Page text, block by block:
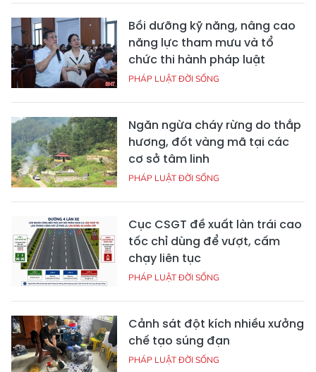
Bồi dưỡng kỹ năng, nâng cao
năng lực tham mưu và tổ
chức thi hành pháp luật
PHÁP LUẬT ĐỜI SỐNG
Ngăn ngừa cháy rừng do thắp
hương, đốt vàng mã tại các
cơ sở tâm linh
PHÁP LUẬT ĐỜI SỐNG
Cục CSGT đề xuất làn trái cao
tốc chỉ dùng để vượt, cấm
chạy liên tục
PHÁP LUẬT ĐỜI SỐNG
Cảnh sát đột kích nhiều xưởng
chế tạo súng đạn
PHÁP LUẬT ĐỜI SỐNG